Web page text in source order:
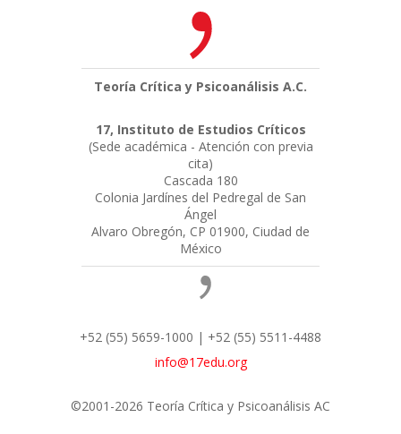
Teoría Crítica y Psicoanálisis A.C.
17, Instituto de Estudios Críticos
(Sede académica - Atención con previa
cita)
Cascada 180
Colonia Jardínes del Pedregal de San
Ángel
Alvaro Obregón, CP 01900, Ciudad de
México
+52 (55) 5659-1000 | +52 (55) 5511-4488
info@17edu.org
©2001-2026 Teoría Crítica y Psicoanálisis AC